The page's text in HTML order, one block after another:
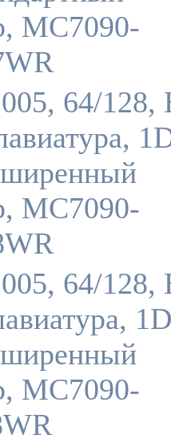
MC7090-
64/128,
MC7090-
64/128,
1D
MC7090-